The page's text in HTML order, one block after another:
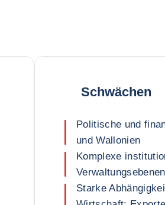
Schwächen
Politische und
und Wallonien
Komplexe
Verwaltungsebenen
Starke